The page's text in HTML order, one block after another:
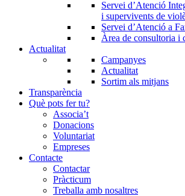
Servei d’Atenció
i supervivents de
Servei d’Atenció a
Àrea de consultoria i
Actualitat
Campanyes
Actualitat
Sortim als mitjans
Transparència
Què pots fer tu?
Associa’t
Donacions
Voluntariat
Empreses
Contacte
Contactar
Pràcticum
Treballa amb nosaltres